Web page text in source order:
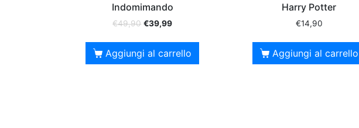
Indomimando
€49,90 €39,99
Aggiungi al carrello
Harry Potter
€14,90
Aggiungi al carrello